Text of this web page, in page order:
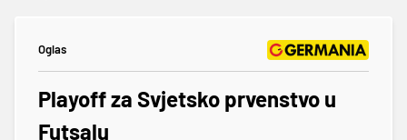
Oglas
Playoff za Svjetsko prvenstvo u
Futsalu